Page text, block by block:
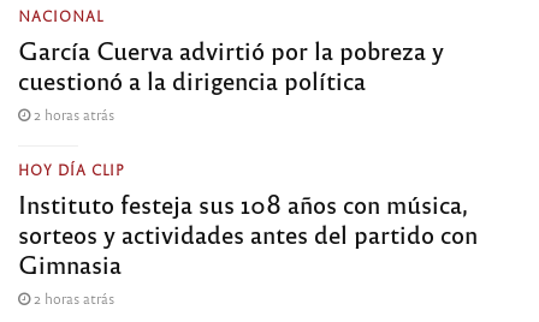
NACIONAL
García Cuerva advirtió por la pobreza y
cuestionó a la dirigencia política
2 horas atrás
HOY DÍA CLIP
Instituto festeja sus 108 años con música,
sorteos y actividades antes del partido con
Gimnasia
2 horas atrás